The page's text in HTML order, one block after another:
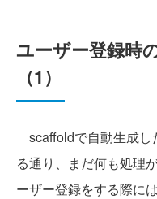
ユーザー登録時
（1）
scaffoldで自動生成し
る通り、まだ何も処理
ーザー登録をする際に